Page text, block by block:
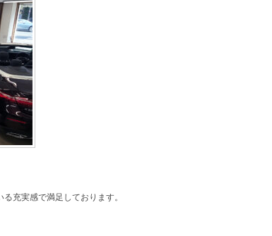
充実感で満足しております。